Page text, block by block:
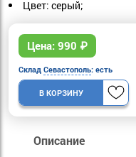
Цвет: серый;
Цена: 990 ₽
Склад Севастополь: есть
В КОРЗИНУ
Описание